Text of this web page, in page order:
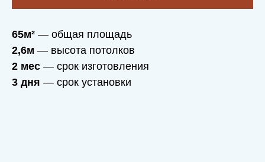
65м² — общая площадь
2,6м — высота потолков
2 мес — срок изготовления
3 дня — срок установки